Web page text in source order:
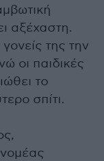
αξέχαστη.
της την
οι παιδικές
το
σπίτι.